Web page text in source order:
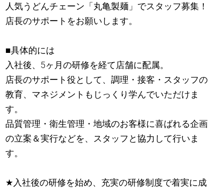
人気うどんチェーン「丸亀製麺」でスタッフ募集！
店長のサポートをお願いします。
■具体的には
入社後、5ヶ月の研修を経て店舗に配属。
店長のサポート役として、調理・接客・スタッフの
教育、マネジメントもじっくり学んでいただけま
す。
品質管理・衛生管理・地域のお客様に喜ばれる企画
の立案＆実行などを、スタッフと協力して行いま
す。
★ 入社後の研修を始め、充実の研修制度で着実に成